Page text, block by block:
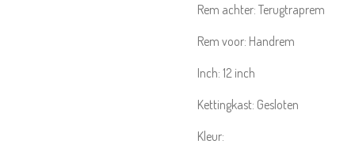
Rem achter: Terugtraprem
Rem voor: Handrem
Inch: 12 inch
Kettingkast: Gesloten
Kleur: